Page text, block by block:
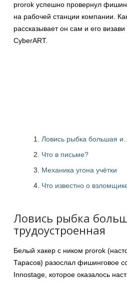
prorok успешно провернул
на рабочей станции компании.
рассказывает он сам и его
CyberART.
Ловись рыбка большая
Что в письме?
Механика угона учётки
Что известно о
Ловись рыбка
трудоустроенная
Белый хакер с ником prorok
Тарасов) разослал фишинговое
Innostage, которое оказалось